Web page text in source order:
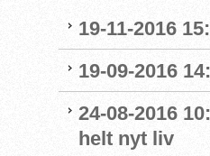
19-11-2016
19-09-2016
24-08-2016
helt nyt liv